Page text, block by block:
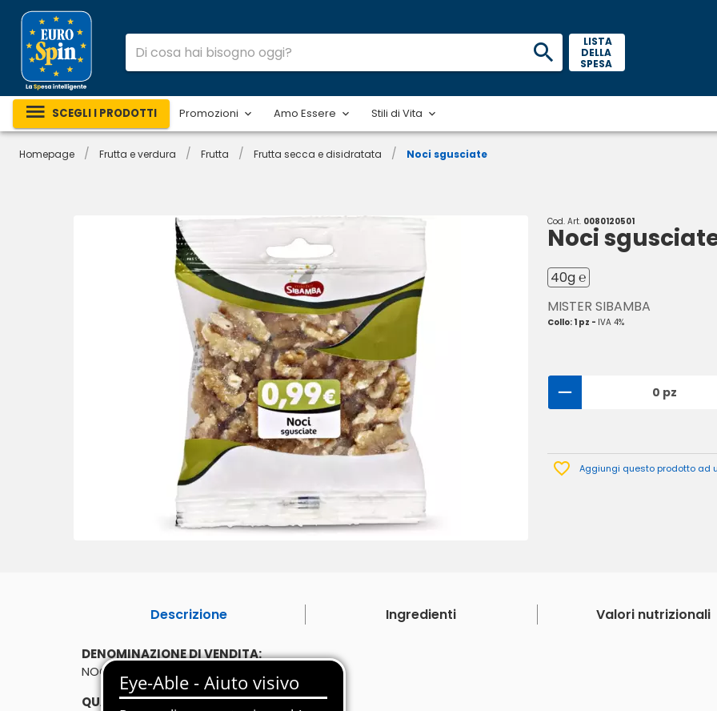
LISTA
DELLA
SPESA
SCEGLI I PRODOTTI Promozioni Amo Essere Stili di Vita
Homepage / Frutta e verdura / Frutta / Frutta secca e disidratata / Noci sgusciate
Cod. Art. 0080120501
Noci
40g ℮
MISTER SIBAMBA
Collo: 1 pz - IVA 4%
0 pz
Aggiungi questo prodotto ad
Descrizione Ingredienti Valori nutrizionali
DENOMINAZIONE DI VENDITA:
NOCI SGUSCIATE
QUANTITÀ: